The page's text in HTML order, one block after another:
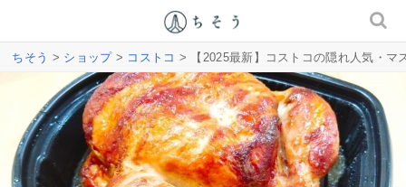
ちそう > ショップ> コストコ > 【2025最新】コストコの隠れ人気・マ